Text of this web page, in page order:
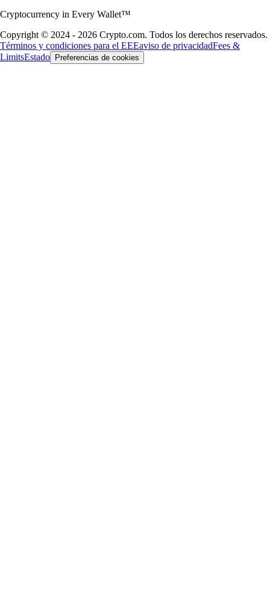
Cryptocurrency in Every Wallet™
Copyright © 2024 - 2026 Crypto.com. Todos los derechos reservados.
Términos y condiciones para el EEEaviso de privacidadFees &
LimitsEstado Preferencias de cookies